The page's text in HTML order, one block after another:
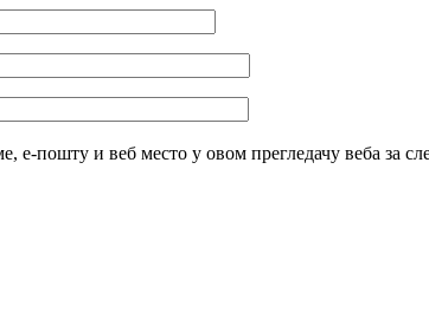
е-пошту и веб место у овом прегледачу веба за